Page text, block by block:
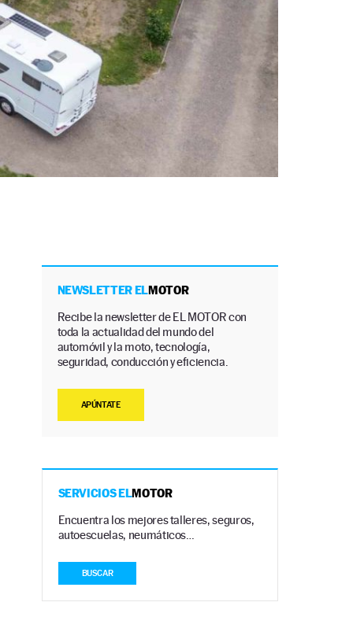
NEWSLETTER ELMOTOR
Recibe la newsletter de EL MOTOR con
toda la actualidad del mundo del
automóvil y la moto, tecnología,
seguridad, conducción y eficiencia.
APÚNTATE
SERVICIOS ELMOTOR
Encuentra los mejores talleres, seguros,
autoescuelas, neumáticos…
BUSCAR